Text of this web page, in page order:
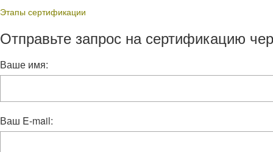
Этапы сертификации
Отправьте запрос на сертификацию
Ваше имя:
Ваш E-mail: